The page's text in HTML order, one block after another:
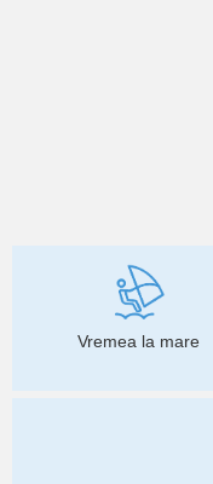
Vremea la mare